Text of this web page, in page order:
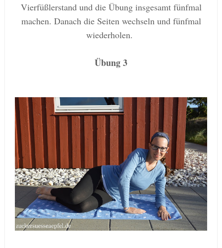
Vierfüßlerstand und die Übung insgesamt fünfmal
machen. Danach die Seiten wechseln und fünfmal
wiederholen.
Übung 3